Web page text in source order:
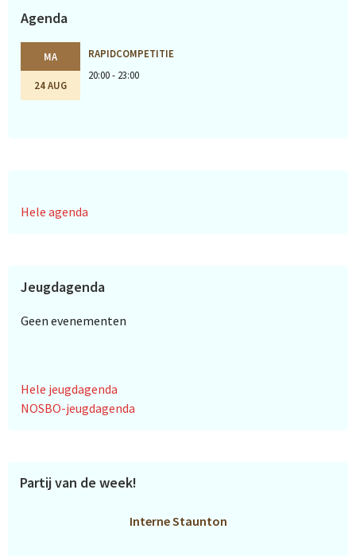
Agenda
MA
24 AUG
RAPIDCOMPETITIE
20:00 - 23:00
Hele agenda
Jeugdagenda
Geen evenementen
Hele jeugdagenda
NOSBO-jeugdagenda
Partij van de week!
Interne Staunton